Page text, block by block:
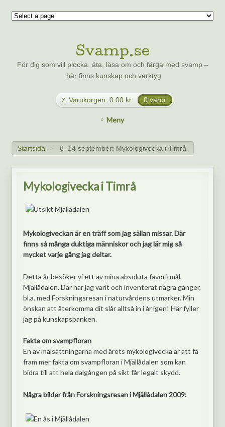
Svamp.se
För dig som vill plocka, äta, läsa om och färga med svamp –
här finns kunskap och verktyg
Varukorgen: 0.00 kr 0 varor
Meny
Startsida > 8–14 september: Mykologivecka i Timrå
Mykologivecka i Timrå
Mykologiveckan är en träff som jag sällan missar. Där
finns så många duktiga människor och jag lär mig så
mycket varje gång jag deltar.
Detta år besöker vi ett av mina absoluta favoritmål,
Mjällådalen. Där har jag varit och inventerat några gånger,
bl.a. med Forskningsresan i naturvårdens utmarker. Min
önskan att återkomma dit slår alltså in i år igen! Här fyller
jag på kunskapsbanken.
Fakta om svampfloran
En av målsättningarna med årets mykologivecka är att få
fram mer fakta om svampfloran i Mjällådalen som kan
bidra till att hela dalgången på sikt får legalt skydd.
Några bilder från Forskningsresan i Mjällådalen 2009: